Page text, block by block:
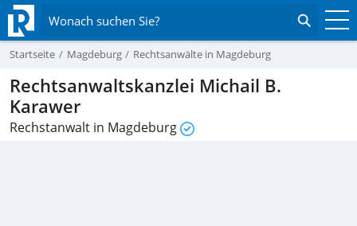
Wonach suchen Sie?
Startseite Magdeburg Rechtsanwälte in Magdeburg
Rechtsanwaltskanzlei Michail B.
Karawer
Rechstanwalt in Magdeburg